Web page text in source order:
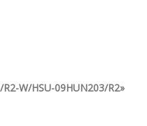
W/HSU-09HUN203/R2»